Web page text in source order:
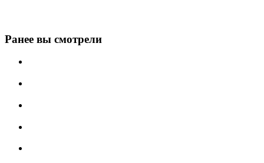
Ранее вы смотрели